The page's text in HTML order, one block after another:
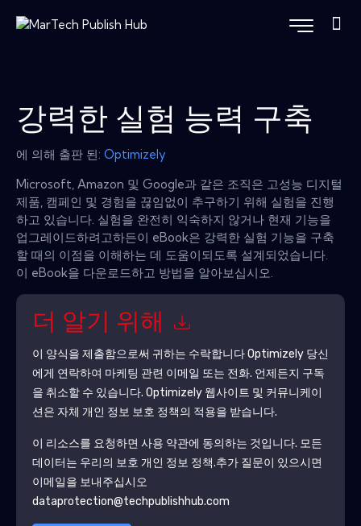
강력한 실험 능력 구축
에 의해 출판 된: Optimizely
Microsoft, Amazon 및 Google과 같은 조직은 고성능 디지털
제품, 캠페인 및 경험을 끊임없이 추구하기 위해 실험을 진행
하고 있습니다. 실험을 완전히 익숙하지 않거나 현재 기능을
업그레이드하려고하든이 eBook은 강력한 실험 기능을 구축
할 때의 이점을 이해하는 데 도움이되도록 설계되었습니다.
이 eBook을 다운로드하고 방법을 알아보십시오.
더 알기 위해
이 양식을 제출함으로써 귀하는 수락합니다Optimizely당신
에게 연락하여 마케팅 관련 이메일 또는 전화. 언제든지 구독
을 취소할 수 있습니다. Optimizely웹사이트 및 커뮤니케이
션은 자체 개인 정보 보호 정책의 적용을 받습니다.
이 리소스를 요청하면 사용 약관에 동의하는 것입니다. 모든
데이터는 우리의 보호 개인 정보 정책.추가 질문이 있으시면
이메일을 보내주십시오
dataprotection@techpublishhub.com